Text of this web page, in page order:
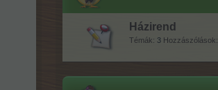
Házirend
Témák: 3 Hozzászólások: